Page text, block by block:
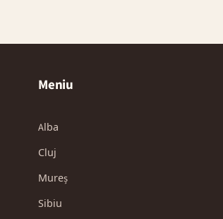
Meniu
Alba
Cluj
Mureș
Sibiu